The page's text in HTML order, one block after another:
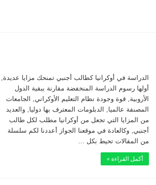
الدراسة في أوكرانيا كطالب أجنبي تمنحك مزايا عديدة,
أولها رسوم الدراسة المنخفضة مقارنة ببقية الدول
الأروبية, قوة وجودة نظام التعليم الأوكراني, الجامعات
المصنفة عالميا, الدبلومات المعترف بها دوليا, والعديد
من المزايا التي تجعل من أوكرانيا مطلب لكل طالب
أجنبي, وكالعادة في موقعنا الجواز أعددنا لكم سلسلة
من المقالات تحيط بكل …
أكمل القراءة »